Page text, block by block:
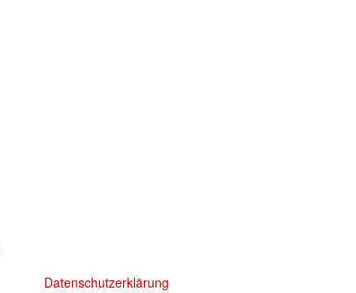
Datenschutzerklärung